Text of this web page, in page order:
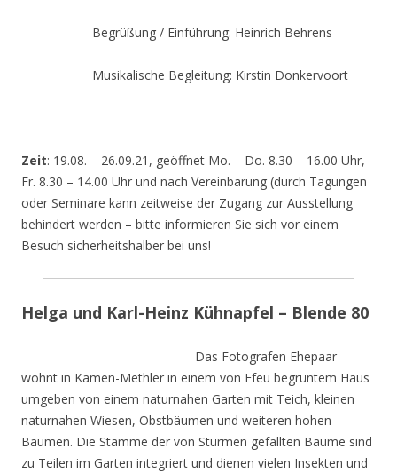
Begrüßung / Einführung: Heinrich Behrens
Musikalische Begleitung: Kirstin Donkervoort
Zeit: 19.08. – 26.09.21, geöffnet Mo. – Do. 8.30 – 16.00 Uhr,
Fr. 8.30 – 14.00 Uhr und nach Vereinbarung (durch Tagungen
oder Seminare kann zeitweise der Zugang zur Ausstellung
behindert werden – bitte informieren Sie sich vor einem
Besuch sicherheitshalber bei uns!
Helga und Karl-Heinz Kühnapfel – Blende 80
Das Fotografen Ehepaar
wohnt in Kamen-Methler in einem von Efeu begrüntem Haus
umgeben von einem naturnahen Garten mit Teich, kleinen
naturnahen Wiesen, Obstbäumen und weiteren hohen
Bäumen. Die Stämme der von Stürmen gefällten Bäume sind
zu Teilen im Garten integriert und dienen vielen Insekten und